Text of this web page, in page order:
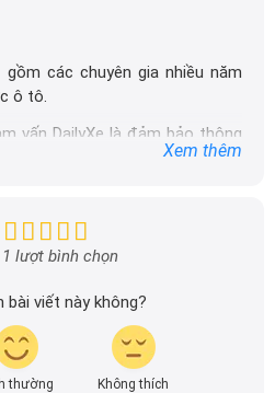
các chuyên gia nhiều năm
ô tô.
vấn DailyXe là đảm bảo thông
tải trên dailyxe.com.vn, thường
hơn.
Xem thêm
1 lượt bình chọn
bài viết này không?
thường Không thích